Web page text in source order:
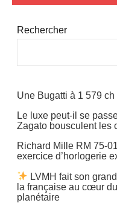
Rechercher
Une Bugatti à 1 579
Le luxe peut-il se
Zagato bousculent les
Richard Mille RM 75-
exercice d’horlogerie
LVMH fait son
la française au cœur
planétaire